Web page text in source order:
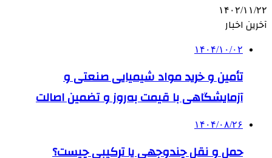
۱۴۰۲/۱۱/۲۲
آخرین اخبار
۱۴۰۴/۱۰/۰۲
تأمین و خرید مواد شیمیایی صنعتی و
آزمایشگاهی با قیمت به‌روز و تضمین اصالت
۱۴۰۴/۰۸/۲۶
حمل و نقل چندوجهی یا ترکیبی چیست؟